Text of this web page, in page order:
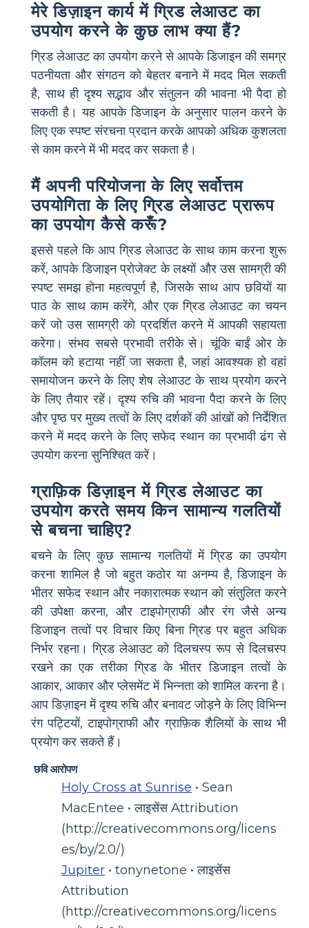
मेरे डिज़ाइन कार्य में ग्रिड लेआउट का
उपयोग करने के कुछ लाभ क्या हैं?
ग्रिड लेआउट का उपयोग करने से आपके डिजाइन की समग्र
पठनीयता और संगठन को बेहतर बनाने में मदद मिल सकती
है, साथ ही दृश्य सद्भाव और संतुलन की भावना भी पैदा हो
सकती है। यह आपके डिजाइन के अनुसार पालन करने के
लिए एक स्पष्ट संरचना प्रदान करके आपको अधिक कुशलता
से काम करने में भी मदद कर सकता है।
मैं अपनी परियोजना के लिए सर्वोत्तम
उपयोगिता के लिए ग्रिड लेआउट प्रारूप
का उपयोग कैसे करूँ?
इससे पहले कि आप ग्रिड लेआउट के साथ काम करना शुरू
करें, आपके डिजाइन प्रोजेक्ट के लक्ष्यों और उस सामग्री की
स्पष्ट समझ होना महत्वपूर्ण है, जिसके साथ आप छवियों या
पाठ के साथ काम करेंगे, और एक ग्रिड लेआउट का चयन
करें जो उस सामग्री को प्रदर्शित करने में आपकी सहायता
करेगा। संभव सबसे प्रभावी तरीके से। चूंकि बाईं ओर के
कॉलम को हटाया नहीं जा सकता है, जहां आवश्यक हो वहां
समायोजन करने के लिए शेष लेआउट के साथ प्रयोग करने
के लिए तैयार रहें। दृश्य रुचि की भावना पैदा करने के लिए
और पृष्ठ पर मुख्य तत्वों के लिए दर्शकों की आंखों को निर्देशित
करने में मदद करने के लिए सफेद स्थान का प्रभावी ढंग से
उपयोग करना सुनिश्चित करें।
ग्राफ़िक डिज़ाइन में ग्रिड लेआउट का
उपयोग करते समय किन सामान्य गलतियों
से बचना चाहिए?
बचने के लिए कुछ सामान्य गलतियों में ग्रिड का उपयोग
करना शामिल है जो बहुत कठोर या अनम्य है, डिजाइन के
भीतर सफेद स्थान और नकारात्मक स्थान को संतुलित करने
की उपेक्षा करना, और टाइपोग्राफी और रंग जैसे अन्य
डिजाइन तत्वों पर विचार किए बिना ग्रिड पर बहुत अधिक
निर्भर रहना। ग्रिड लेआउट को दिलचस्प रूप से दिलचस्प
रखने का एक तरीका ग्रिड के भीतर डिजाइन तत्वों के
आकार, आकार और प्लेसमेंट में भिन्नता को शामिल करना है।
आप डिज़ाइन में दृश्य रुचि और बनावट जोड़ने के लिए विभिन्न
रंग पट्टियों, टाइपोग्राफी और ग्राफ़िक शैलियों के साथ भी
प्रयोग कर सकते हैं।
छवि आरोपण
Holy Cross at Sunrise • Sean
MacEntee • लाइसेंस Attribution
(http://creativecommons.org/licens
es/by/2.0/)
Jupiter • tonynetone • लाइसेंस
Attribution
(http://creativecommons.org/licens